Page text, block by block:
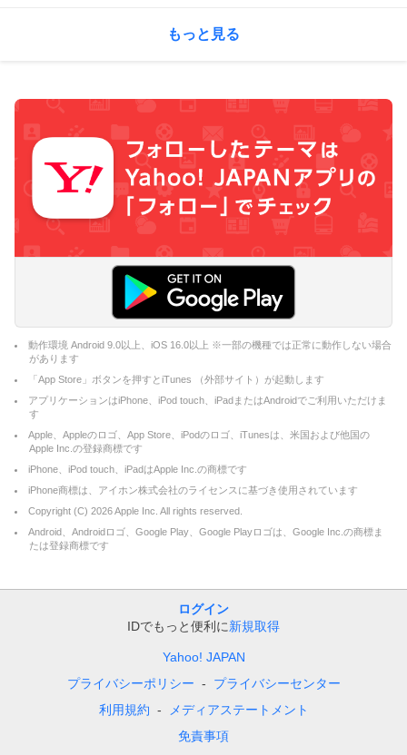
もっと見る
動作環境 Android 9.0以上、iOS 16.0以上 ※一部の機種では正常に動作しない場合
があります
「App Store」ボタンを押すとiTunes （外部サイト）が起動します
アプリケーションはiPhone、iPod touch、iPadまたはAndroidでご利用いただけま
す
Apple、Appleのロゴ、App Store、iPodのロゴ、iTunesは、米国および他国の
Apple Inc.の登録商標です
iPhone、iPod touch、iPadはApple Inc.の商標です
iPhone商標は、アイホン株式会社のライセンスに基づき使用されています
Copyright (C) 2026Apple Inc. All rights reserved.
Android、Androidロゴ、Google Play、Google Playロゴは、Google Inc.の商標ま
たは登録商標です
ログイン
IDでもっと便利に新規取得
Yahoo! JAPAN
プライバシーポリシー
プライバシーセンター
利用規約
メディアステートメント
免責事項